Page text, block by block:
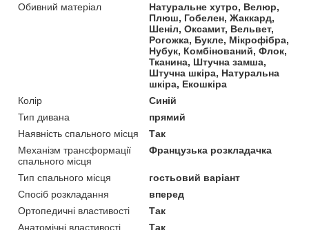
Обивний матеріал
Натуральне хутро, Велюр,
Плюш, Гобелен, Жаккард,
Шеніл, Оксамит, Вельвет,
Рогожка, Букле, Мікрофібра,
Нубук, Комбінований, Флок,
Тканина, Штучна замша,
Штучна шкіра, Натуральна
шкіра, Екошкіра
Колір
Синій
Тип дивана
прямий
Наявність спального місця
Так
Механізм трансформації
спального місця
Французька розкладачка
Тип спального місця
гостьовий варіант
Спосіб розкладання
вперед
Ортопедичні властивості
Так
Анатомічні властивості
Так